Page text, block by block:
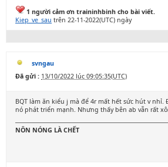
1 người cảm ơn traininhbinh cho bài viết.
Kiep_ve_sau trên 22-11-2022(UTC) ngày
svngau
Đã gửi : 13/10/2022 lúc 09:05:35(UTC)
BQT làm ăn kiểu j mà để 4r mất hết sức hút v nhỉ.
nó phát triển mạnh. Nhưng thấy bên ab vẫn rất
NÔN NÓNG LÀ CHẾT